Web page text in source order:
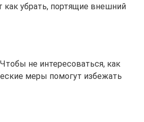
как убрать, портящие внешний
не интересоваться, как
меры помогут избежать